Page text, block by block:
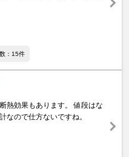
：15件
熱効果もあります。 値段はな
なので仕方ないですね。